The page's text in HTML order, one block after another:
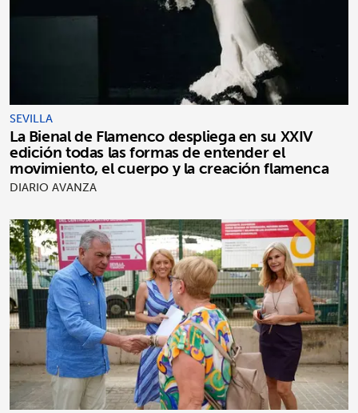
SEVILLA
La Bienal de Flamenco despliega en su XXIV
edición todas las formas de entender el
movimiento, el cuerpo y la creación flamenca
DIARIO AVANZA